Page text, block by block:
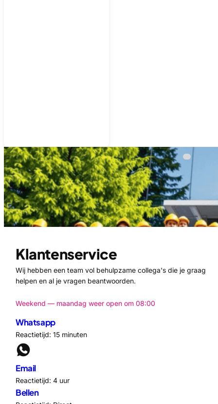
Klantenservice
Wij hebben een team vol behulpzame collega's die je graag
helpen en al je vragen beantwoorden.
Weekend — maandag weer open om 08:00
Whatsapp
Reactietijd: 15 minuten
Email
Reactietijd: 4 uur
Bellen